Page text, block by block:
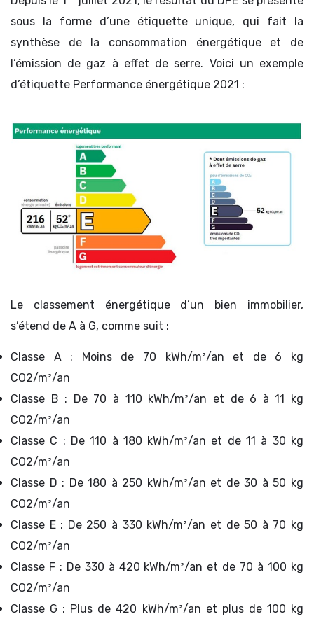
sous la forme d’une étiquette unique, qui fait la
synthèse de la consommation énergétique et de
l’émission de gaz à effet de serre. Voici un exemple
d’étiquette Performance énergétique 2021 :
Le classement énergétique d’un bien immobilier,
s’étend de A à G, comme suit :
Classe A : Moins de 70 kWh/m²/an et de 6 kg
CO2/m²/an
Classe B : De 70 à 110 kWh/m²/an et de 6 à 11 kg
CO2/m²/an
Classe C : De 110 à 180 kWh/m²/an et de 11 à 30 kg
CO2/m²/an
Classe D : De 180 à 250 kWh/m²/an et de 30 à 50 kg
CO2/m²/an
Classe E : De 250 à 330 kWh/m²/an et de 50 à 70 kg
CO2/m²/an
Classe F : De 330 à 420 kWh/m²/an et de 70 à 100 kg
CO2/m²/an
Classe G : Plus de 420 kWh/m²/an et plus de 100 kg